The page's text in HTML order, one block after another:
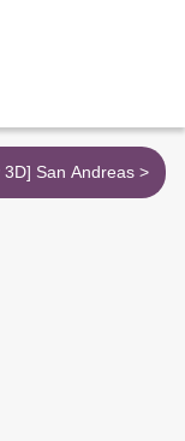
[Blu-ray 3D] San Andreas >